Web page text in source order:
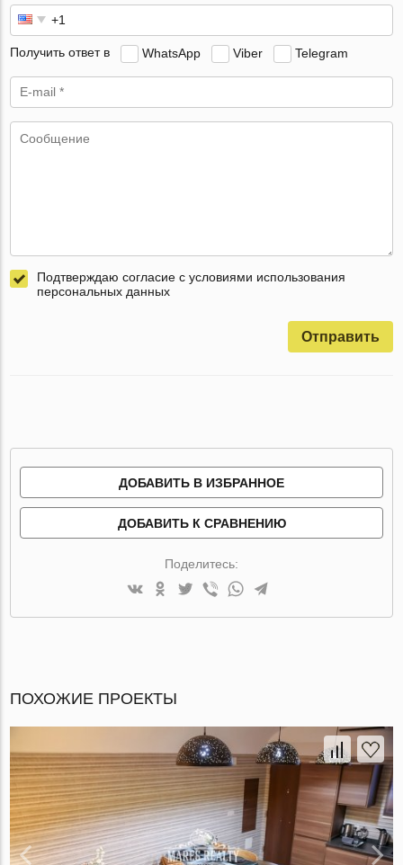
Получить ответ в WhatsApp Viber Telegram
Подтверждаю согласие с условиями использования
персональных данных
Отправить
ДОБАВИТЬ В ИЗБРАННОЕ
ДОБАВИТЬ К СРАВНЕНИЮ
Поделитесь:
ПОХОЖИЕ ПРОЕКТЫ